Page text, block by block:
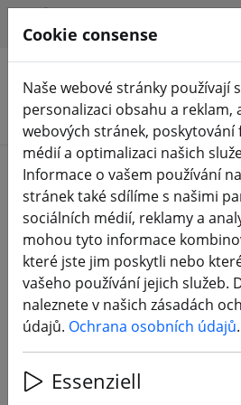
Hledat produkty
Home Komponenty
Součásti dronu FPV
463 Products
Unterkategorien
RÁMEČKY
Cookie consense
Naše webové stránky používají
personalizaci obsahu a reklam,
webových stránek, poskytování
médií a optimalizaci našich
Informace o vašem používání
stránek také sdílíme s našimi
sociálních médií, reklamy a
mohou tyto informace
které jste jim poskytli nebo
vašeho používání jejich služeb.
naleznete v našich zásadách
údajů. Ochrana osobních údajů.
Essenziell